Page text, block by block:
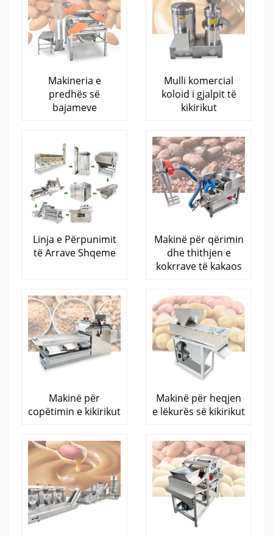
Makineria e
predhës së
bajameve
Mulli komercial
koloid i gjalpit të
kikirikut
Linja e Përpunimit
të Arrave Shqeme
Makinë për qërimin
dhe thithjen e
kokrrave të kakaos
Makinë për
copëtimin e kikirikut
Makinë për heqjen
e lëkurës së kikirikut